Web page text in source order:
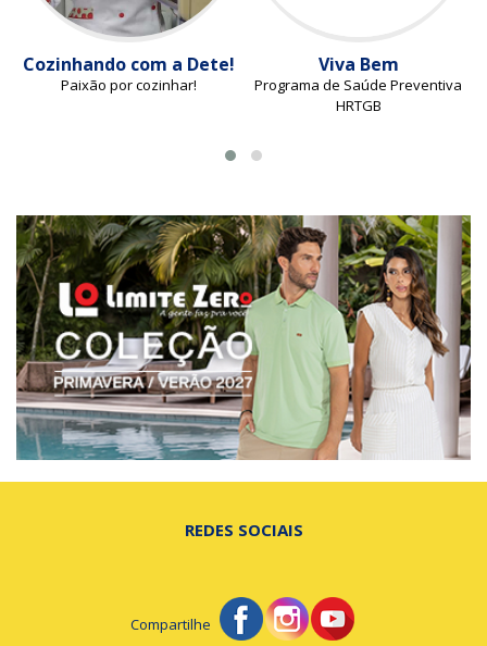
Cozinhando com a Dete!
Paixão por cozinhar!
Viva Bem
Programa de Saúde Preventiva
HRTGB
REDES SOCIAIS
Compartilhe